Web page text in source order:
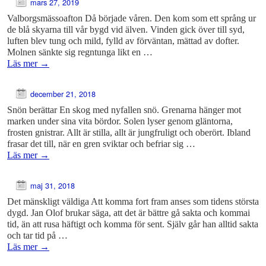
Valborgsmässoafton Då började våren. Den kom som ett språng ur
de blå skyarna till vår bygd vid älven. Vinden gick över till syd,
luften blev tung och mild, fylld av förväntan, mättad av dofter.
Molnen sänkte sig regntunga likt en …
Läs mer →
december 21, 2018
Snön berättar En skog med nyfallen snö. Grenarna hänger mot
marken under sina vita bördor. Solen lyser genom gläntorna,
frosten gnistrar. Allt är stilla, allt är jungfruligt och oberört. Ibland
frasar det till, när en gren sviktar och befriar sig …
Läs mer →
maj 31, 2018
Det mänskligt väldiga Att komma fort fram anses som tidens största
dygd. Jan Olof brukar säga, att det är bättre gå sakta och kommai
tid, än att rusa häftigt och komma för sent. Själv går han alltid sakta
och tar tid på …
Läs mer →